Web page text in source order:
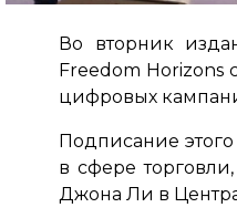
Во вторник
Freedom Horizons
цифровых
Подписание
в сфере
Джона Ли в